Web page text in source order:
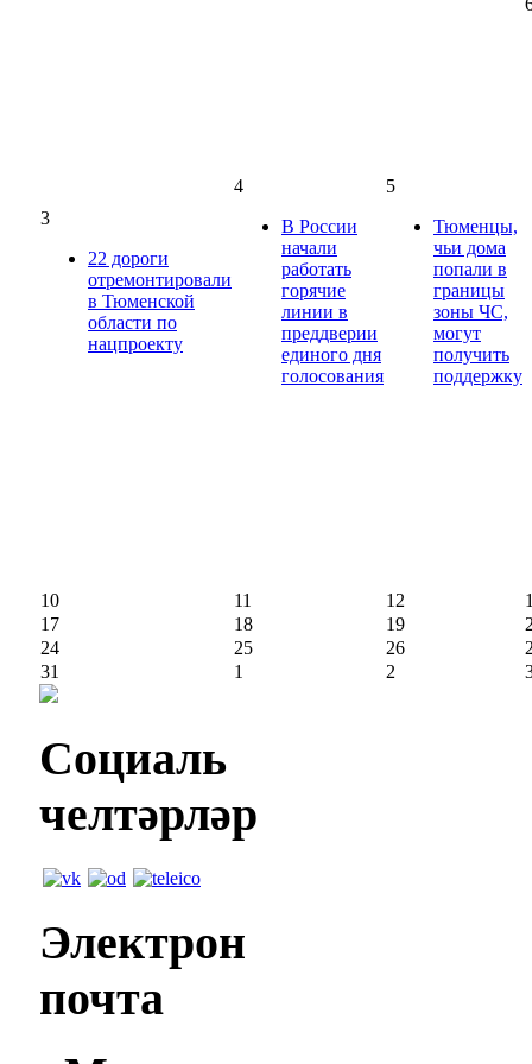
3
22 дороги
отремонтировали
в Тюменской
области по
нацпроекту
4
В России
начали
работать
горячие
линии в
преддверии
единого дня
голосования
5
Тюменцы,
чьи дома
попали в
границы
зоны ЧС,
могут
получить
поддержку
10 11 12
17
18 19
24
25 26
31
1 2
Социаль
челтәрләр
Электрон
почта